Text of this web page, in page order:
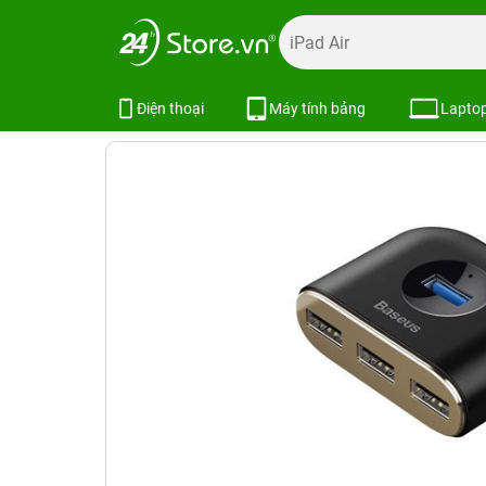
Điện thoại Máy tính bảng
Trang chủ Phụ kiện MacBook Bộ HUB chia